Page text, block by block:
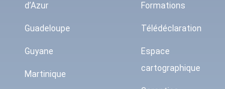
d’Azur
Guadeloupe
Guyane
Martinique
Formations
Télédéclaration
Espace
cartographique